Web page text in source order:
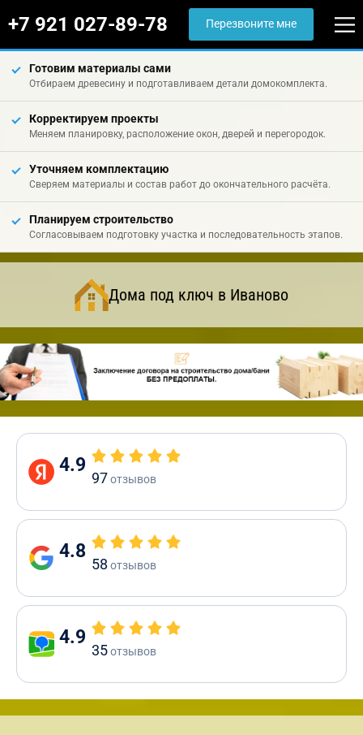
+7 921 027-89-78 Перезвоните мне
Готовим материалы сами
Отбираем древесину и подготавливаем детали домокомплекта.
Корректируем проекты
Меняем планировку, расположение окон, дверей и перегородок.
Уточняем комплектацию
Сверяем материалы и состав работ до окончательного расчёта.
Планируем строительство
Согласовываем подготовку участка и последовательность этапов.
Дома под ключ в Иваново
4.9
97отзывов
4.8
58 отзывов
4.9
35отзывов